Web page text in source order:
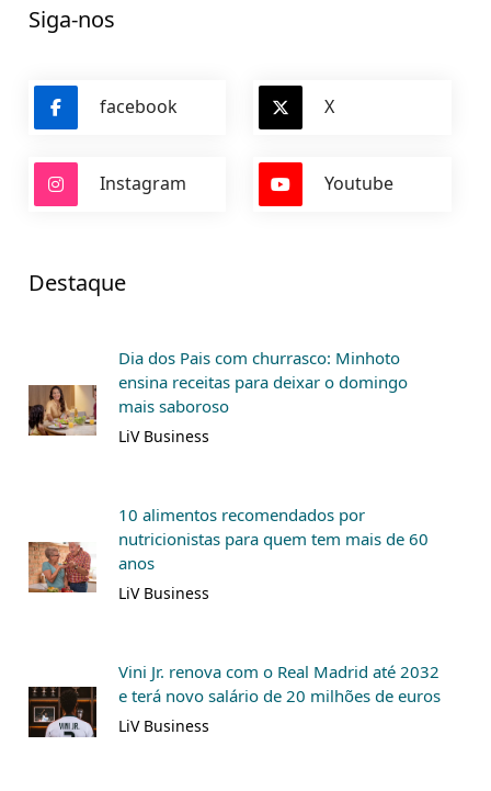
Siga-nos
facebook X
Instagram Youtube
Destaque
Dia dos Pais com churrasco: Minhoto
ensina receitas para deixar o domingo
mais saboroso
LiV Business
10 alimentos recomendados por
nutricionistas para quem tem mais de 60
anos
LiV Business
Vini Jr. renova com o Real Madrid até 2032
e terá novo salário de 20 milhões de euros
LiV Business